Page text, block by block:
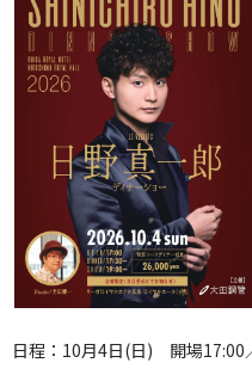
日程：10月4日(日) 開場17:00